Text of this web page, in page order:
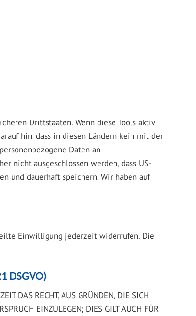
Drittstaaten. Wenn diese Tools aktiv
hin, dass in diesen Ländern kein mit der
Daten an
nicht ausgeschlossen werden, dass US-
und dauerhaft speichern. Wir haben auf
Einwilligung jederzeit widerrufen. Die
DSGVO)
DAS RECHT, AUS GRÜNDEN, DIE SICH
EINZULEGEN; DIES GILT AUCH FÜR